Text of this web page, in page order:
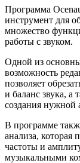
Программа
инструмент для
множество
работы с звуком.
Одной из
возможность
позволяет
и баланс звука, а
создания нужной
В программе
анализа, которая
частоты и
музыкальными